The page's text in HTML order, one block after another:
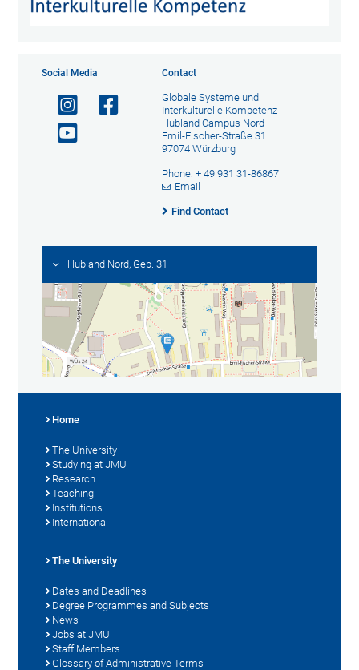
Social Media Contact
Globale Systeme und
Interkulturelle Kompetenz
Hubland Campus Nord
Emil-Fischer-Straße 31
97074 Würzburg
Phone: + 49 931 31-86867
Email
Find Contact
Hubland Nord, Geb. 31
Home
The University
Studying at JMU
Research
Teaching
Institutions
International
The University
Dates and Deadlines
Degree Programmes and Subjects
News
Jobs at JMU
Staff Members
Glossary of Administrative Terms